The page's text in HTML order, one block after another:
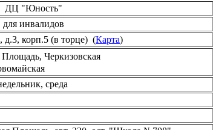
ДЦ "Юность"
для инвалидов
д.3, корп.5 (в торце) (Карта)
Черкизовская
среда